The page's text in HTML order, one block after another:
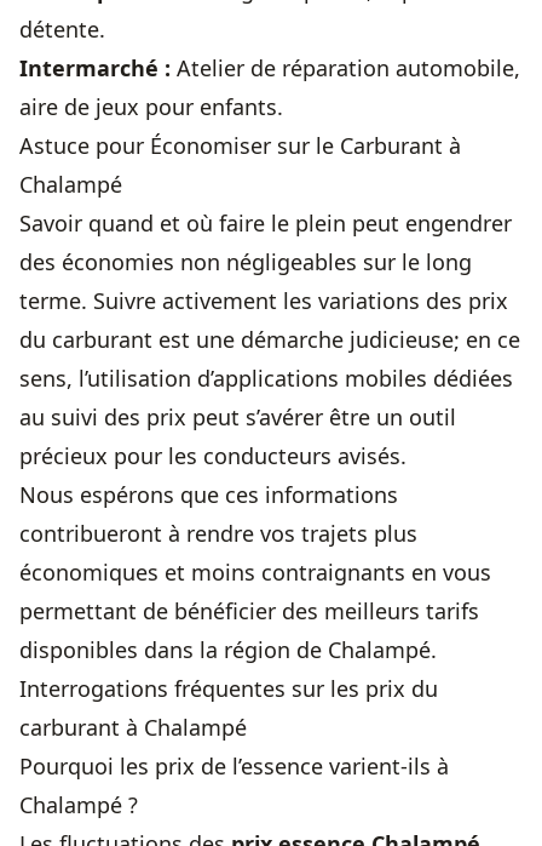
détente.
Intermarché : Atelier de réparation automobile,
aire de jeux pour enfants.
Astuce pour Économiser sur le Carburant à
Chalampé
Savoir quand et où faire le plein peut engendrer
des économies non négligeables sur le long
terme. Suivre activement les variations des prix
du carburant est une démarche judicieuse; en ce
sens, l’utilisation d’applications mobiles dédiées
au suivi des prix peut s’avérer être un outil
précieux pour les conducteurs avisés.
Nous espérons que ces informations
contribueront à rendre vos trajets plus
économiques et moins contraignants en vous
permettant de bénéficier des meilleurs tarifs
disponibles dans la région de Chalampé.
Interrogations fréquentes sur les prix du
carburant à Chalampé
Pourquoi les prix de l’essence varient-ils à
Chalampé ?